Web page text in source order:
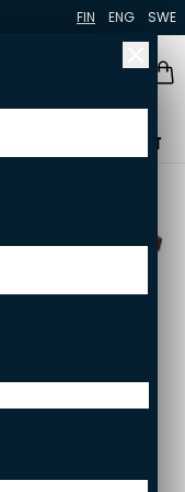
FIN ENG SWE
YHTEYSTIEDOT